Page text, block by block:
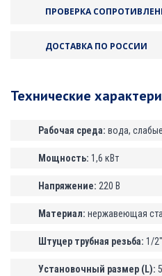
ПРОВЕРКА
ДОСТАВКА ПО РОССИИ
Технические
Рабочая среда: вода,
Мощность: 1,6 кВт
Напряжение: 220 В
Материал: нержавеющая
Штуцер трубная резьба: 1/
Установочный размер (L):